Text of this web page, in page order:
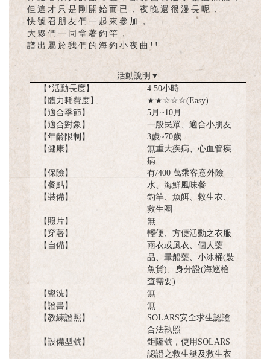
但這才只是剛開始而已，夜晚還很漫長呢，
快號召朋友們一起來參加，
大夥們一同拿著釣竿，
譜出屬於我們的海釣小夜曲!!
活動說明 ▼
【*活動長度】
4.50小時
【體力耗費度】
★★☆☆☆(Easy)
【適合季節】
5月~10月
【適合對象】
一般民眾、適合小朋友
【年齡限制】
3歲~70歲
【健康】
無重大疾病、心血管疾
病
【保險】
有/400 萬乘客意外險
【餐點】
水、海鮮風味餐
【裝備】
釣竿、魚餌、救生衣、
救生圈
【照片】
無
【穿著】
輕便、方便活動之衣服
【自備】
雨衣或風衣、個人藥
品、暈船藥、小冰桶(裝
魚貨)、身分證(海巡檢
查需要)
【盥洗】
無
【證書】
無
【教練證照】
SOLARS安全求生認證
合法執照
【設備型號】
鉅隆號，使用SOLARS
認證之救生艇及救生衣